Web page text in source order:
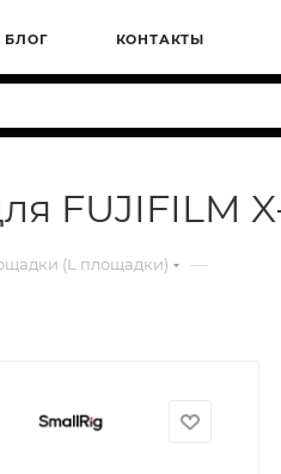
БЛОГ КОНТАКТЫ
FUJIFILM
(L площадки) —